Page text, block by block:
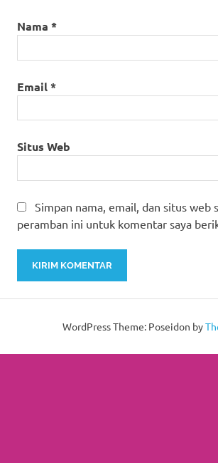
Nama *
Email*
Situs Web
Simpan nama, email, dan situs web
peramban ini untuk komentar saya
WordPress Theme: Poseidon by